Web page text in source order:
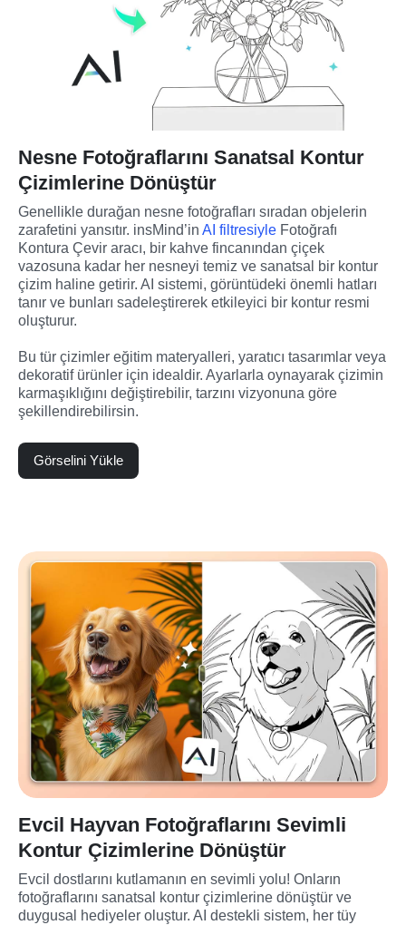
Nesne Fotoğraflarını Sanatsal Kontur
Çizimlerine Dönüştür
Genellikle durağan nesne fotoğrafları sıradan objelerin
zarafetini yansıtır. insMind’in AI filtresiyle Fotoğrafı
Kontura Çevir aracı, bir kahve fincanından çiçek
vazosuna kadar her nesneyi temiz ve sanatsal bir kontur
çizim haline getirir. AI sistemi, görüntüdeki önemli hatları
tanır ve bunları sadeleştirerek etkileyici bir kontur resmi
oluşturur.
Bu tür çizimler eğitim materyalleri, yaratıcı tasarımlar veya
dekoratif ürünler için idealdir. Ayarlarla oynayarak çizimin
karmaşıklığını değiştirebilir, tarzını vizyonuna göre
şekillendirebilirsin.
Görselini Yükle
Evcil Hayvan Fotoğraflarını Sevimli
Kontur Çizimlerine Dönüştür
Evcil dostlarını kutlamanın en sevimli yolu! Onların
fotoğraflarını sanatsal kontur çizimlerine dönüştür ve
duygusal hediyeler oluştur. AI destekli sistem, her tüy